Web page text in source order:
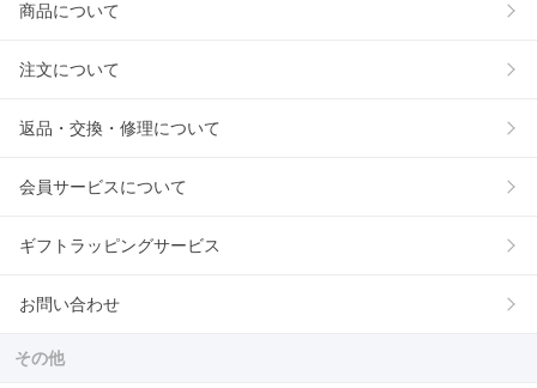
商品について
注文について
返品・交換・修理について
会員サービスについて
ギフトラッピングサービス
お問い合わせ
その他